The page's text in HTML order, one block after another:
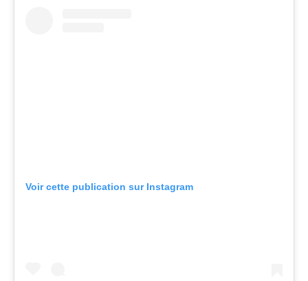
Voir cette publication sur Instagram